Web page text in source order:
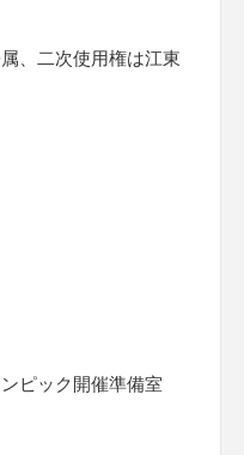
、二次使用権は江東
ピック開催準備室